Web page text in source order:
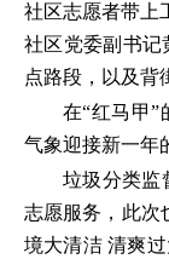
社区志愿者带上
社区党委副书记
点路段，以及背
在“红马甲”
气象迎接新一年
垃圾分类监
志愿服务，此次
境大清洁 清爽